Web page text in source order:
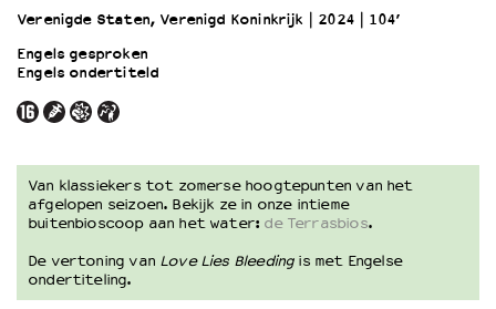
OVER LANTARENVENSTER
Wat we doen
Werken bij
Word vriend
Historie
Partners
Privacyverklaring
Integriteits- en gedragscode
Verenigde Staten, Verenigd Koninkrijk
2024
104’
Engels gesproken
Engels ondertiteld
Van klassiekers tot zomerse hoogtepunten van het
afgelopen seizoen. Bekijk ze in onze intieme
buitenbioscoop aan het water: de Terrasbios.
De vertoning van Love Lies Bleedingis met Engelse
ondertiteling.